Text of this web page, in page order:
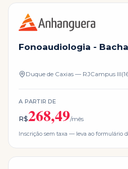
Fonoaudiologia -
Duque de Caxias — RJCampus
A PARTIR DE
R$268,49/mês
Inscrição sem taxa — leva ao formulário